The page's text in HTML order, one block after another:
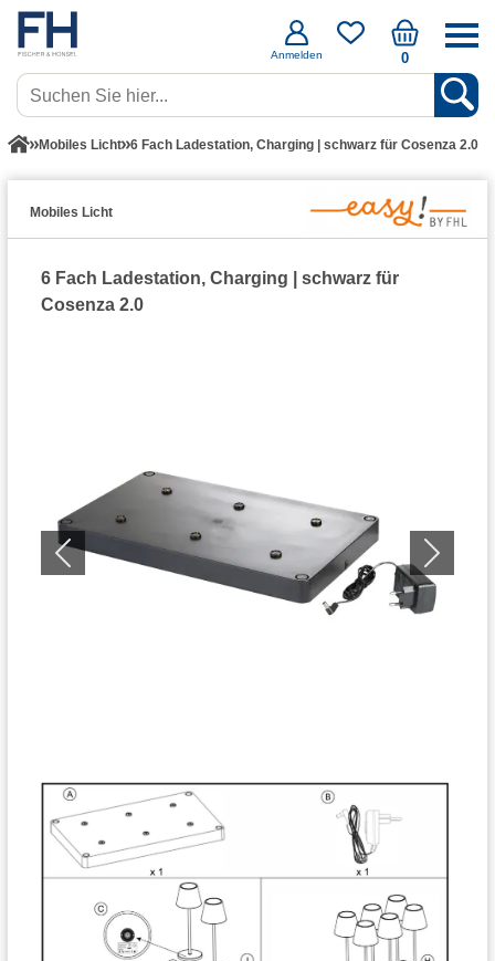
Anmelden 0
Mobiles Licht 6 Fach Ladestation, Charging | schwarz für Cosenza 2.0
Mobiles Licht
6 Fach Ladestation, Charging | schwarz für
Cosenza 2.0